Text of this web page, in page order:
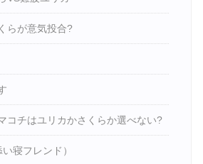
らが意気投合?
コチはユリカかさくらか選べない?
寝フレンド）